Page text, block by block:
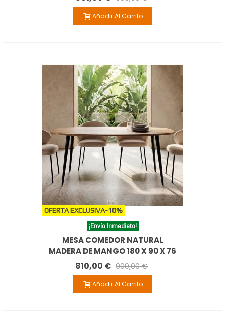
Añadir Al Carrito
OFERTA EXCLUSIVA-10%
¡Envío Inmediato!
MESA COMEDOR NATURAL
MADERA DE MANGO 180 X 90 X 76
CM
810,00 € 900,00 €
Añadir Al Carrito